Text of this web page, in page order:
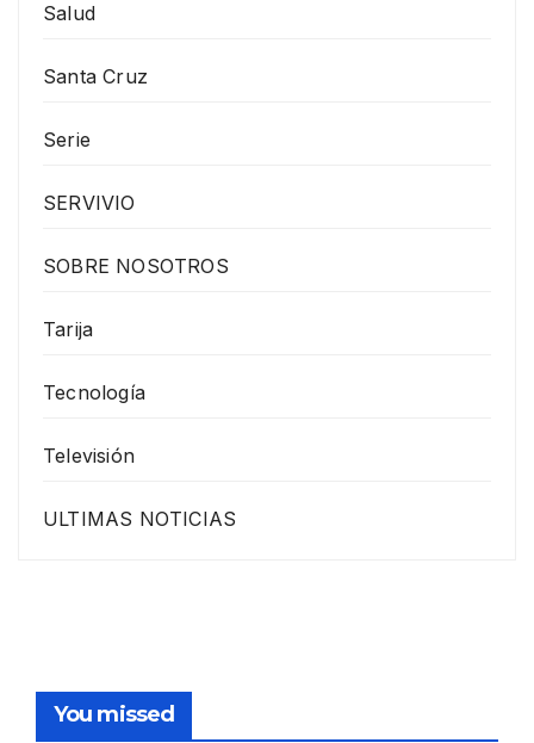
Salud
Santa Cruz
Serie
SERVIVIO
SOBRE NOSOTROS
Tarija
Tecnología
Televisión
ULTIMAS NOTICIAS
You missed